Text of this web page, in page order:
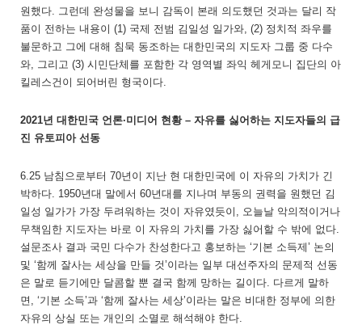
원했다. 그런데 완성물을 보니 감독이 본래 의도했던 것과는 달리 작
품이 전하는 내용이 (1) 국제 전범 김일성 일가와, (2) 정치적 좌우를
불문하고 그에 대해 침묵 동조하는 대한민국의 지도자 그룹 중 다수
와, 그리고 (3) 시민단체를 포함한 각 영역별 좌익 헤게모니 집단의 아
킬레스건이 되어버린 형국이다.
2021년 대한민국 언론·미디어 현황 – 자유를 싫어하는 지도자들의 급
진 유토피아 선동
6.25 남침으로부터 70년이 지난 현 대한민국에 이 자유의 가치가 긴
박하다. 1950년대 말에서 60년대를 지나며 부동의 권력을 원했던 김
일성 일가가 가장 두려워하는 것이 자유였듯이, 오늘날 악의적이거나
무책임한 지도자는 바로 이 자유의 가치를 가장 싫어할 수 밖에 없다.
설문조사 결과 국민 다수가 찬성한다고 홍보하는 ‘기본 소득제’ 논의
및 ‘함께 잘사는 세상을 만들 것’이라는 일부 대선주자의 문제적 선동
은 말로 듣기에만 달콤할 뿐 결국 함께 망하는 길이다. 다르게 말하
면, ‘기본 소득’과 ‘함께 잘사는 세상’이라는 말은 비대한 정부에 의한
자유의 상실 또는 개인의 소멸로 해석해야 한다.